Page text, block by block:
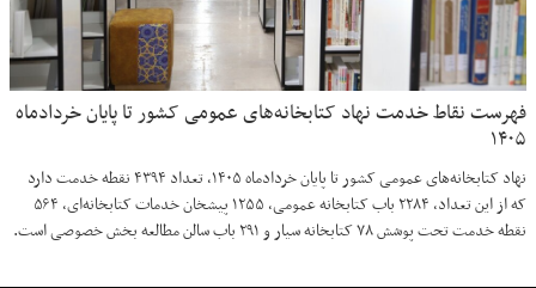
فهرست نقاط خدمت نهاد کتابخانه‌های عمومی کشور تا پایان خردادماه
۱۴۰۵
نهاد کتابخانه‌های عمومی کشور تا پایان خردادماه ۱۴۰۵، تعداد ۴۳۹۴ نقطه خدمت دارد
که از این تعداد، ۲۲۸۴ باب کتابخانه عمومی، ۱۲۵۵ پیشخان خدمات کتابخانه‌ای، ۵۶۴
نقطه خدمت تحت پوشش ۷۸ کتابخانه سیار و ۲۹۱ باب سالن مطالعه بخش خصوصی است.